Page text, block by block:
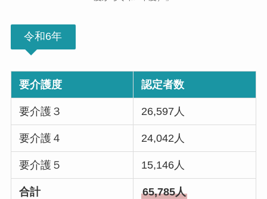
令和6年
要介護度 認定者数
要介護３ 26,597人
要介護４ 24,042人
要介護５ 15,146人
合計 65,785人